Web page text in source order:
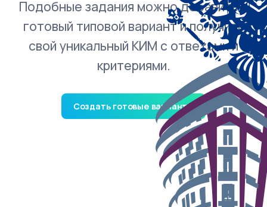
Подобные задания можно добавить в
готовый типовой вариант и получить
свой уникальный КИМ с ответами и
критериями.
Создать готовые варианты